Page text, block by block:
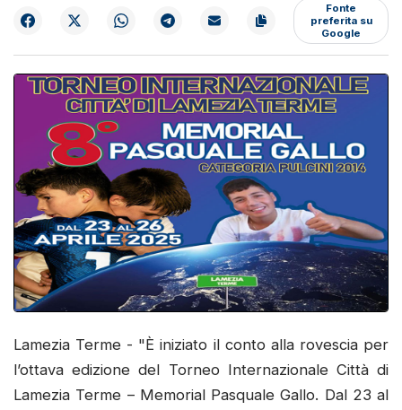
Fonte
preferita su
Google
Lamezia Terme - "È iniziato il conto alla rovescia per
l’ottava edizione del Torneo Internazionale Città di
Lamezia Terme – Memorial Pasquale Gallo. Dal 23 al